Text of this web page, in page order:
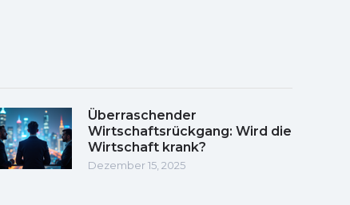
Überraschender
Wirtschaftsrückgang: Wird die
Wirtschaft krank?
Dezember 15, 2025